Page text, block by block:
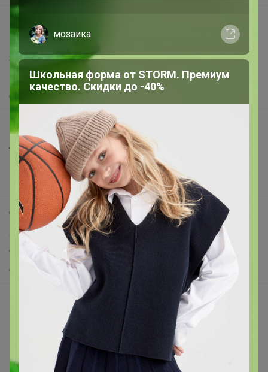
support@24-ok.ru
Написать в поддержку
Защита покупателя
Помощь
О нас
Все предложения
Анонсы
Новости
Поддержка альпак
Самое выгодное
Хиты продаж
Самое желанное
Самое быстрое
Начать зарабатывать с 24-ok
Picabox.ru - Лучшее место для ваших изображений
Розыгрыш - Генератор случайных чисел
Пульс нашего маркетплейса
мозаика
Школьная форма от STORM. Премиум
качество. Скидки до -40%